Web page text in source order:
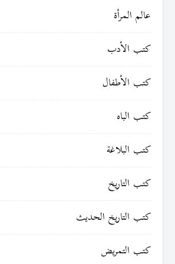
عالم المرأة
كتب الأدب
كتب الأطفال
كتب الباه
كتب البلاغة
كتب التاريخ
كتب التاريخ الحديث
كتب التمريض